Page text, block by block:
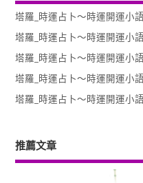
塔羅_時運占卜～時運開運小
塔羅_時運占卜～時運開運小
塔羅_時運占卜～時運開運小
塔羅_時運占卜～時運開運小
塔羅_時運占卜～時運開運小
推薦文章